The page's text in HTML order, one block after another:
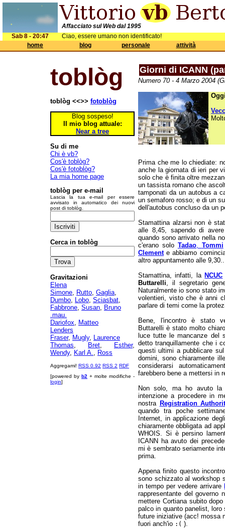
Affacciato sul Web dal 1995
Sab 8 - 20:47
Ciao, essere umano non identificato!
home
blog personale attività
toblòg
toblòg <<>> fotoblòg
Blog sospeso!
Il mio blog attuale:
Near a tree
Su di me
Chi è vb?
Cos'è toblòg?
Cos'è fotoblòg?
La mia home page
toblòg per e-mail
Lascia la tua e-mail per essere
avvisato in automatico dei nuovi
post di toblòg.
Cerca in toblòg
Gravitazioni
Elena
Simone, Rutto, Gaglia,
Dumbo, Lobo, Sciasbat,
Fabbrone, Susan, Bruno
.mau.
Dariofox, Matteo
Lenders
Fraser, Mugly, Laurence
Thomas, Bret, Esther,
Wendy, Karl A., Ross
Aggregami! RSS 0.92 RSS 2 RDF
[powered by b2 + molte modifiche -
login]
Giorni di ICANN
Numero 70 - 4 Marzo 2004
Prima che me lo chiediate:
anche la giornata di ieri per
solo che è finita oltre
un tassista romano che
tamponati da un autobus a
un semaforo rosso; e di un
dell'autobus concluso da un
Stamattina alzarsi non è
alle 8,45, sapendo di
quando sono arrivato nella
c'erano solo Tadao, Tommi
Clemente abbiamo
altro appuntamento alle
Stamattina, infatti, la NCUC
Buttarelli, il segretario
Naturalmente io sono stato
volentieri, visto che è anni
parlare di temi come la
Bene, l'incontro è stato
Buttarelli è stato molto
luce tutte le mancanze del
detto tranquillamente che i
questi ultimi a pubblicare
domini, sono chiaramente
considerarsi
farebbero bene a mettersi in
Non solo, ma ho avuto
intenzione a procedere in
nostra Registration
quando tra poche
Internet, in applicazione
chiaramente obbligata ad
WHOIS. Si è persino
ICANN ha avuto dei
mi è sembrato seriamente
prima.
Appena finito questo
sono schizzato al workshop
in tempo per vedere arrivare
rappresentante del
mettere Cortiana subito
palco in quanto panelist,
future iniziative (acc! mossa
fuori anch'io :( ).